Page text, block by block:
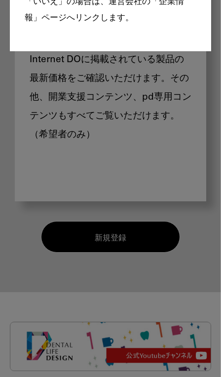
「いいえ」の場合は、運営会社の「企業情
報」ページへリンクします。
製品価格も閲覧可能
Internet DOに掲載されている製品の
最新価格をご確認いただけます。その
他、開業支援コンテンツ、pd専用コン
テンツもすべてご覧いただけます。
（希望者のみ）
新規登録